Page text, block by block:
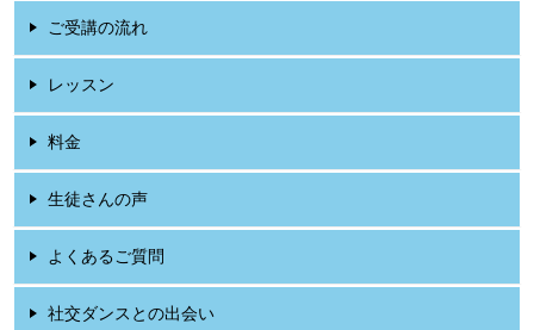
ご受講の流れ
レッスン
料金
生徒さんの声
よくあるご質問
社交ダンスとの出会い